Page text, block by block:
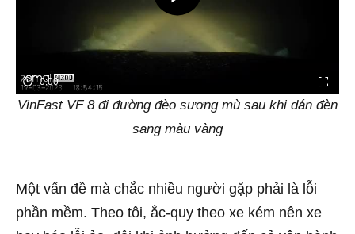
0:00
VinFast VF 8 đi đường đèo sương mù sau khi dán đèn
sang màu vàng
Một vấn đề mà chắc nhiều người gặp phải là lỗi
phần mềm. Theo tôi, ắc-quy theo xe kém nên xe